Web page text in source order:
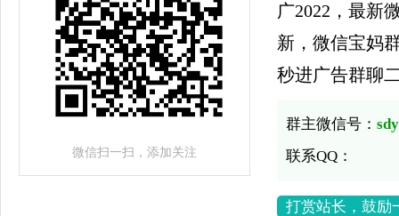
微信扫一扫，添加关注
广2022，最新
新，微信宝妈
秒进广告群聊
群主微信号：
联系QQ：
打赏站长，鼓励